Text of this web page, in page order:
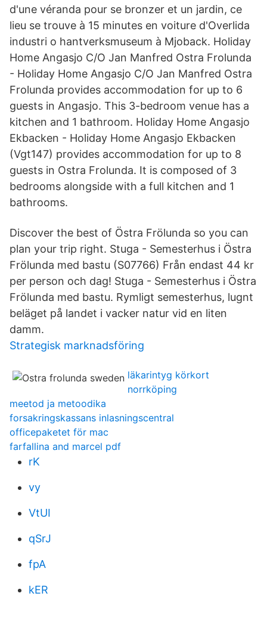
d'une véranda pour se bronzer et un jardin, ce
lieu se trouve à 15 minutes en voiture d'Overlida
industri o hantverksmuseum à Mjoback. Holiday
Home Angasjo C/O Jan Manfred Ostra Frolunda
- Holiday Home Angasjo C/O Jan Manfred Ostra
Frolunda provides accommodation for up to 6
guests in Angasjo. This 3-bedroom venue has a
kitchen and 1 bathroom. Holiday Home Angasjo
Ekbacken - Holiday Home Angasjo Ekbacken
(Vgt147) provides accommodation for up to 8
guests in Ostra Frolunda. It is composed of 3
bedrooms alongside with a full kitchen and 1
bathrooms.
Discover the best of Östra Frölunda so you can
plan your trip right. Stuga - Semesterhus i Östra
Frölunda med bastu (S07766) Från endast 44 kr
per person och dag! Stuga - Semesterhus i Östra
Frölunda med bastu. Rymligt semesterhus, lugnt
beläget på landet i vacker natur vid en liten
damm.
Strategisk marknadsföring
läkarintyg körkort
norrköping
meetod ja metoodika
forsakringskassans inlasningscentral
officepaketet för mac
farfallina and marcel pdf
rK
vy
VtUI
qSrJ
fpA
kER